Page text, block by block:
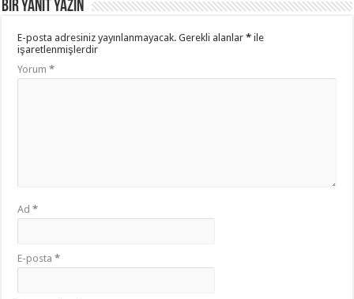
Bir yanıt yazın
E-posta adresiniz yayınlanmayacak. Gerekli alanlar* ile
işaretlenmişlerdir
Yorum*
Ad*
E-posta*